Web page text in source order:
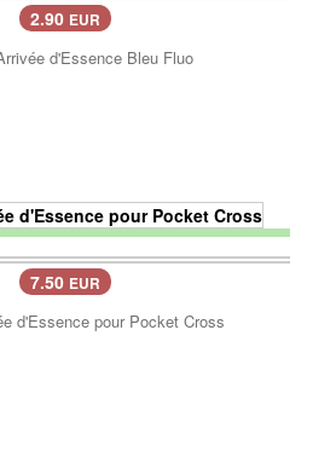
2.90 EUR
d'Essence Bleu Fluo
7.50 EUR
d'Essence pour Pocket Cross